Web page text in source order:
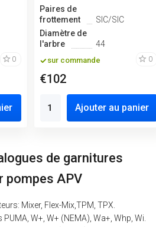
0
Paires de
frottement
SIC/SIC
Diamètre de
l'arbre
44
sur commande 0
€102
Ajouter au panier
de garnitures
pompes APV
Mixer, Flex-Mix,TPM, TPX.
W+, W+ (NEMA), Wa+, Whp, Wi.